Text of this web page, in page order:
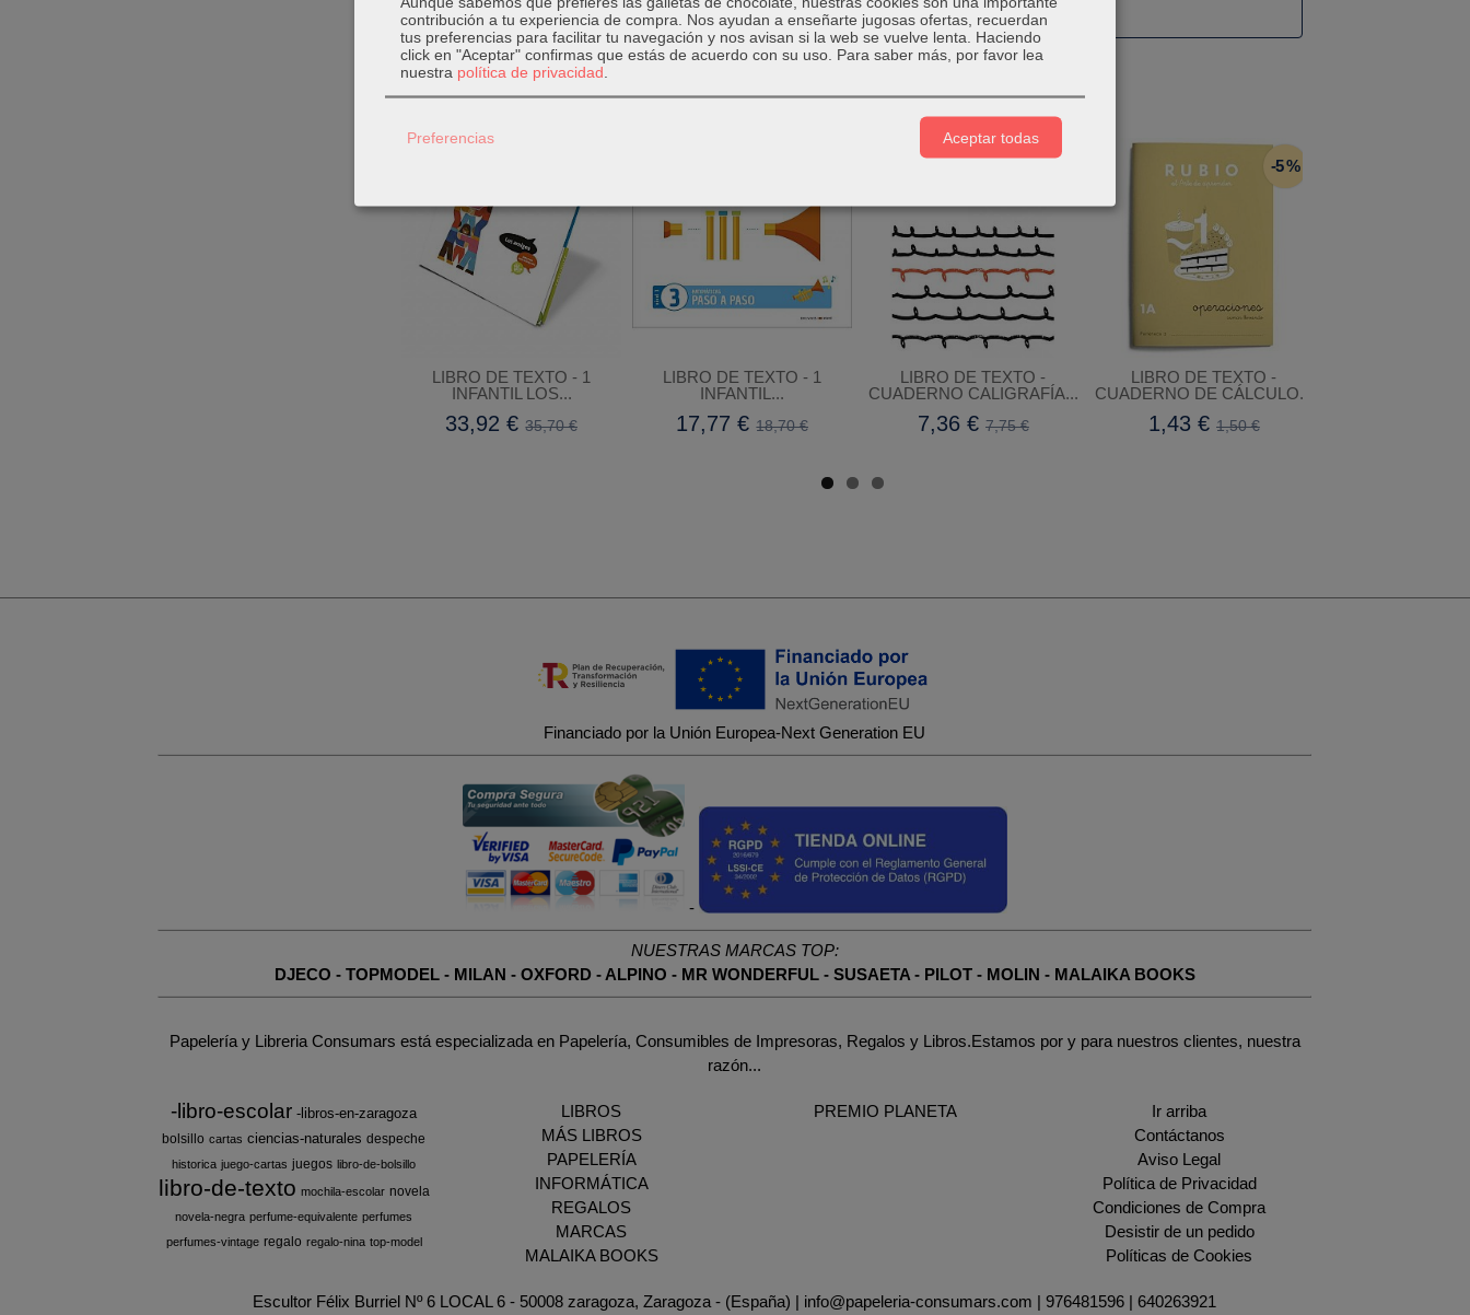
LIBRO DE TEXTO - 1
INFANTIL LOS...
33,92 €35,70 €
LIBRO DE TEXTO - 1
INFANTIL...
17,77 €18,70 €
LIBRO DE TEXTO -
CUADERNO CALIGRAFÍA...
7,36 € 7,75 €
-5 %
LIBRO DE TEXTO -
CUADERNO DE CÁLCULO...
1,43 € 1,50 €
Financiado por la Unión Europea-Next Generation EU
-
NUESTRAS MARCAS TOP:
DJECO - TOPMODEL- MILAN - OXFORD - ALPINO - MR WONDERFUL- SUSAETA- PILOT- MOLIN - MALAIKA BOOKS
Papelería y Libreria Consumars está especializada en Papelería, Consumibles de Impresoras, Regalos y Libros.Estamos por y para nuestros clientes, nuestra
razón...
-libro-escolar -libros-en-zaragoza
bolsillo cartas ciencias-naturales despeche
historica juego-cartas juegos libro-de-bolsillo
libro-de-texto mochila-escolar novela
novela-negra perfume-equivalente perfumes
perfumes-vintage regalo regalo-nina top-model
LIBROS
MÁS LIBROS
PAPELERÍA
INFORMÁTICA
REGALOS
MARCAS
MALAIKA BOOKS
PREMIO PLANETA
Ir arriba
Contáctanos
Aviso Legal
Política de Privacidad
Condiciones de Compra
Desistir de un pedido
Políticas de Cookies
Escultor Félix Burriel Nº 6 LOCAL 6 - 50008 zaragoza, Zaragoza - (España) | info@papeleria-consumars.com |976481596 |640263921
contribución a tu experiencia de compra. Nos ayudan a enseñarte jugosas ofertas, recuerdan
tus preferencias para facilitar tu navegación y nos avisan si la web se vuelve lenta. Haciendo
click en "Aceptar" confirmas que estás de acuerdo con su uso. Para saber más, por favor lea
nuestra política de privacidad
Preferencias Aceptar todas